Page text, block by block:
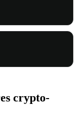
crypto-